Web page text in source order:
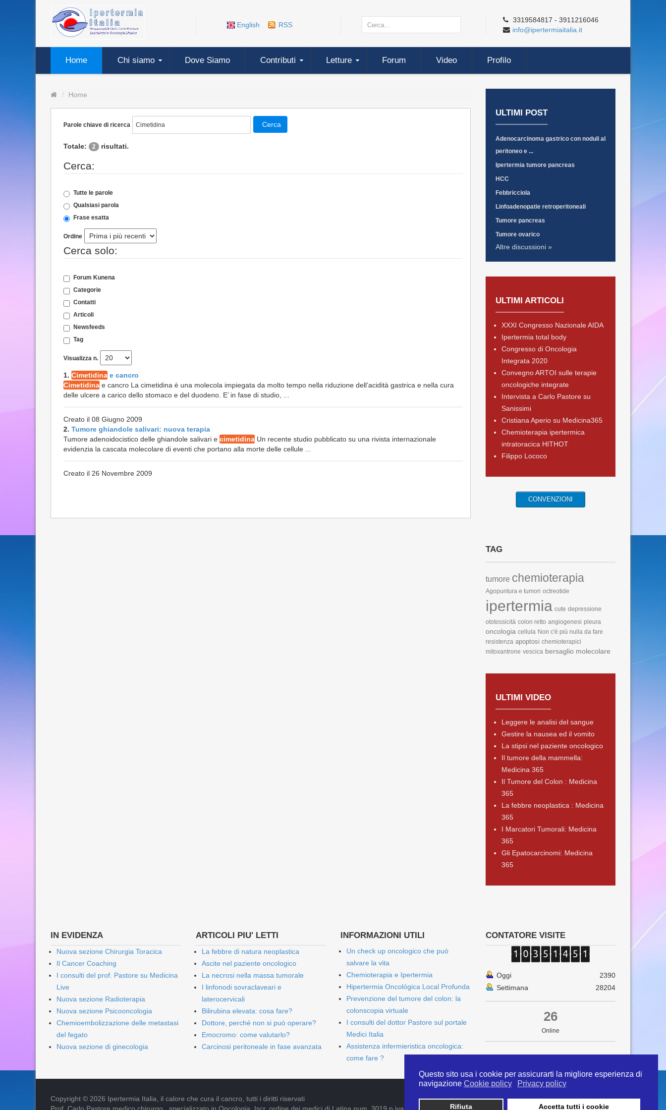
Questo sito usa i cookie per assicurarti la migliore esperienza di
navigazione Cookie policy Privacy policy
Rifiuta Accetta tutti i cookie
English RSS
3319584817 - 3911216046
info@ipertermiaitalia.it
Home Chi siamo Dove Siamo Contributi Letture Forum Video Profilo
Home
Parole chiave di ricerca Cerca
Totale: 2 risultati.
Cerca:
Tutte le parole
Qualsiasi parola
Frase esatta
Ordine
Cerca solo:
Forum Kunena
Categorie
Contatti
Articoli
Newsfeeds
Tag
Visualizza n.
1. Cimetidina e cancro
Cimetidina e cancro La cimetidina è una molecola impiegata da molto tempo nella riduzione dell’acidità gastrica e nella cura
delle ulcere a carico dello stomaco e del duodeno. E’ in fase di studio, ...
Creato il 08 Giugno 2009
2. Tumore ghiandole salivari: nuova terapia
Tumore adenoidocistico delle ghiandole salivari e cimetidina Un recente studio pubblicato su una rivista internazionale
evidenzia la cascata molecolare di eventi che portano alla morte delle cellule ...
Creato il 26 Novembre 2009
ULTIMI POST
Adenocarcinoma gastrico con noduli al
peritoneo e ...
Ipertermia tumore pancreas
HCC
Febbricciola
Linfoadenopatie retroperitoneali
Tumore pancreas
Tumore ovarico
Altre discussioni »
ULTIMI ARTICOLI
XXXI Congresso Nazionale AIDA
Ipertermia total body
Congresso di Oncologia
Integrata 2020
Convegno ARTOI sulle terapie
oncologiche integrate
Intervista a Carlo Pastore su
Sanissimi
Cristiana Aperio su Medicina365
Chemioterapia ipertermica
intratoracica HITHOT
Filippo Lococo
CONVENZIONI
TAG
tumore chemioterapia
Agopuntura e tumori octreotide
ipertermia cute depressione
ototossicità colon retto angiogenesi pleura
oncologia cellula Non c'è più nulla da fare
resistenza apoptosi chemioterapici
mitoxantrone vescica bersaglio molecolare
ULTIMI VIDEO
Leggere le analisi del sangue
Gestire la nausea ed il vomito
La stipsi nel paziente oncologico
Il tumore della mammella:
Medicina 365
Il Tumore del Colon : Medicina
365
La febbre neoplastica : Medicina
365
I Marcatori Tumorali: Medicina
365
Gli Epatocarcinomi: Medicina
365
IN EVIDENZA
Nuova sezione Chirurgia Toracica
Il Cancer Coaching
I consulti del prof. Pastore su Medicina
Live
Nuova sezione Radioterapia
Nuova sezione Psicooncologia
Chemioembolizzazione delle metastasi
del fegato
Nuova sezione di ginecologia
ARTICOLI PIU' LETTI
La febbre di natura neoplastica
Ascite nel paziente oncologico
La necrosi nella massa tumorale
I linfonodi sovraclaveari e
laterocervicali
Bilirubina elevata: cosa fare?
Dottore, perché non si può operare?
Emocromo: come valutarlo?
Carcinosi peritoneale in fase avanzata
INFORMAZIONI UTILI
Un check up oncologico che può
salvare la vita
Chemioterapia e Ipertermia
Hipertermia Oncológica Local Profunda
Prevenzione del tumore del colon: la
colonscopia virtuale
I consulti del dottor Pastore sul portale
Medici Italia
Assistenza infermieristica oncologica:
come fare ?
CONTATORE VISITE
Oggi
2390
Settimana
28204
26
Online
Copyright © 2026 Ipertermia Italia, il calore che cura il cancro, tutti i diritti riservati